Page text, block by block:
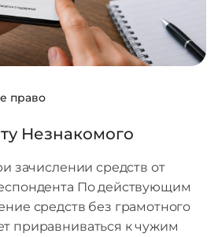
право
Незнакомого
зачислении средств от
По действующим
средств без грамотного
приравниваться к чужим